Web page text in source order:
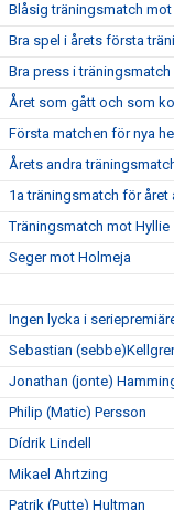
Blåsig träningsmatch mot
Bra spel i årets första
Bra press i
Året som gått och som
Första matchen för nya
Årets andra
1a träningsmatch för året
Träningsmatch mot Hyllie
Seger mot Holmeja
Ingen lycka i
Sebastian
Jonathan (jonte)
Philip (Matic) Persson
Dídrik Lindell
Mikael Ahrtzing
Patrik (Putte) Hultman